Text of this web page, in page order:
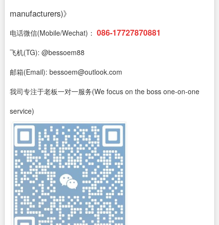
manufacturers)》
电话微信(Mobile/Wechat)： 086-17727870881
飞机(TG): @bessoem88
邮箱(Email): bessoem@outlook.com
我司专注于老板一对一服务(We focus on the boss one-on-one
service)